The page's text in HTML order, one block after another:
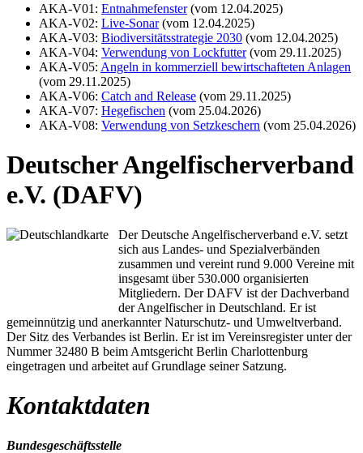
AKA-V01: Entnahmefenster(vom 12.04.2025)
AKA-V02: Live-Sonar(vom 12.04.2025)
AKA-V03: Biodiversitätsstrategie 2030 (vom 12.04.2025)
AKA-V04: Verwendung von Lockfutter(vom 29.11.2025)
AKA-V05: Angeln in kommerziell bewirtschafteten Anlagen
(vom 29.11.2025)
AKA-V06: Catch and Release (vom 29.11.2025)
AKA-V07: Hegefischen (vom 25.04.2026)
AKA-V08: Verwendung von Setzkeschern (vom 25.04.2026)
Deutscher Angelfischerverband
e.V. (DAFV)
Der Deutsche Angelfischerverband e.V. setzt
sich aus Landes- und Spezialverbänden
zusammen und vereint rund 9.000 Vereine mit
insgesamt über 530.000 organisierten
Mitgliedern. Der DAFV ist der Dachverband
der Angelfischer in Deutschland. Er ist
gemeinnützig und anerkannter Naturschutz- und Umweltverband.
Der Sitz des Verbandes ist Berlin. Er ist im Vereinsregister unter der
Nummer 32480 B beim Amtsgericht Berlin Charlottenburg
eingetragen und arbeitet auf Grundlage seiner Satzung.
Kontaktdaten
Bundesgeschäftsstelle